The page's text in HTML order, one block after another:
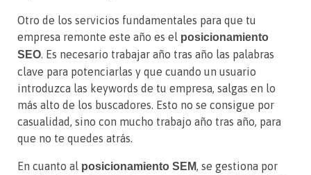
Otro de los servicios fundamentales para que tu
empresa remonte este año es el posicionamiento
SEO. Es necesario trabajar año tras año las palabras
clave para potenciarlas y que cuando un usuario
introduzca las keywords de tu empresa, salgas en lo
más alto de los buscadores. Esto no se consigue por
casualidad, sino con mucho trabajo año tras año, para
que no te quedes atrás.
En cuanto al posicionamiento SEM, se gestiona por